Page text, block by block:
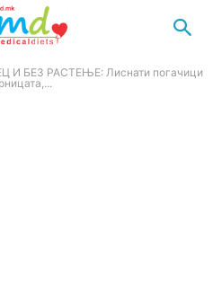
И БЕЗ РАСТЕЊЕ: Лиснати погачици